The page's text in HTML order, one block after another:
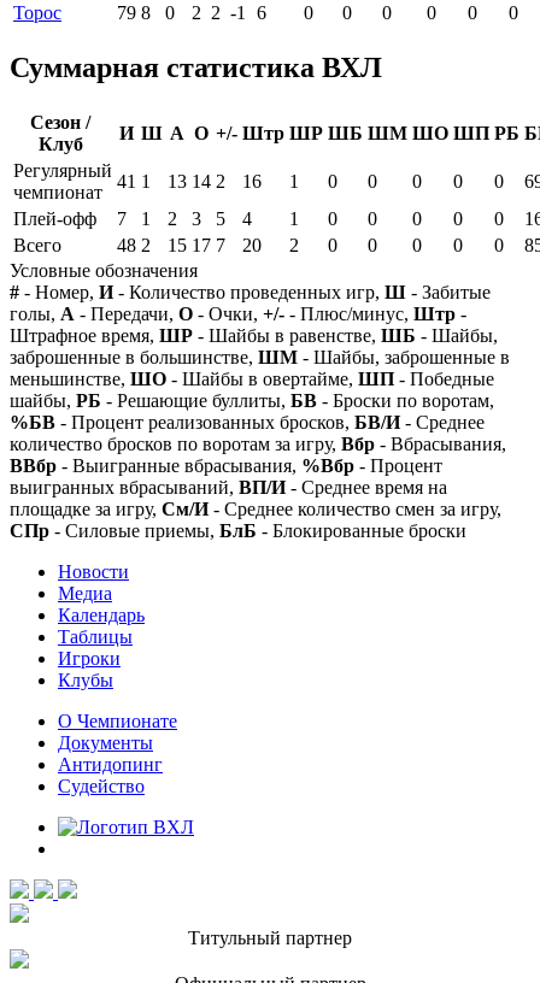
Торос
79 8 0 2 2 -1 6 0 0 0 0 0 0
Суммарная статистика ВХЛ
Сезон /
Клуб
И Ш А О +/- Штр ШР ШБ ШМ ШО ШП РБ
Регулярный
чемпионат
41 1 13 14 2 16 1 0 0 0 0 0
Плей-офф
7 1 2 3 5 4 1 0 0 0 0 0
Всего
48 2 15 17 7 20 2 0 0 0 0 0
Условные обозначения
# - Номер, И- Количество проведенных игр, Ш - Забитые
голы, А - Передачи, О - Очки, +/- - Плюс/минус, Штр -
Штрафное время, ШР - Шайбы в равенстве, ШБ - Шайбы,
заброшенные в большинстве, ШМ - Шайбы, заброшенные в
меньшинстве, ШО - Шайбы в овертайме, ШП - Победные
шайбы, РБ - Решающие буллиты, БВ - Броски по воротам,
%БВ - Процент реализованных бросков, БВ/И- Среднее
количество бросков по воротам за игру, Вбр - Вбрасывания,
ВВбр - Выигранные вбрасывания, %Вбр - Процент
выигранных вбрасываний, ВП/И- Среднее время на
площадке за игру, См/И- Среднее количество смен за игру,
СПр - Силовые приемы, БлБ - Блокированные броски
Новости
Медиа
Календарь
Таблицы
Игроки
Клубы
О Чемпионате
Документы
Антидопинг
Судейство
Титульный партнер